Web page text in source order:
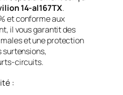
14-al167TX.
et conforme aux
il vous garantit des
et une protection
circuits.
: